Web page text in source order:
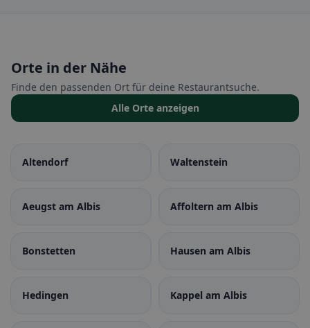
Orte in der Nähe
Finde den passenden Ort für deine Restaurantsuche.
Alle Orte anzeigen
Altendorf Waltenstein
Aeugst am Albis Affoltern am Albis
Bonstetten Hausen am Albis
Hedingen Kappel am Albis